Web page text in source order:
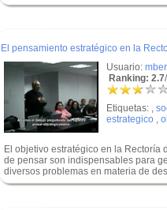
El pensamiento estratégico en la
Usuario:
Ranking: 2.7
Etiquetas: ,
estrategico ,
El objetivo estratégico en la Rectoría
de pensar son indispensables para
diversos problemas en materia de